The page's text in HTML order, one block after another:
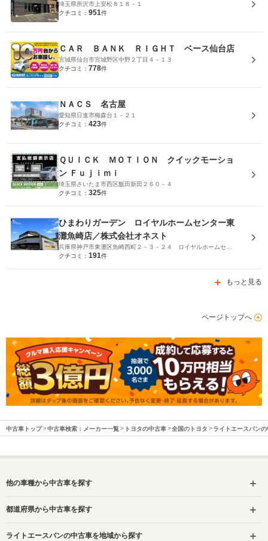
埼玉県所沢市上安松８１８－１
クチコミ： 951件
ＣＡＲ ＢＡＮＫ ＲＩＧＨＴ ベース仙台店
宮城県仙台市宮城野区中野２丁目４－１３
クチコミ： 778件
ＮＡＣＳ 名古屋
愛知県日進市梅森台１－２１
クチコミ： 423件
ＱＵＩＣＫ ＭＯＴＩＯＮ クイックモーショ
ン Ｆｕｊｉｍｉ
埼玉県さいたま市西区飯田新田２６０－４
クチコミ： 325件
ひまわりガーデン ロイヤルホームセンター東
灘魚崎店／株式会社オネスト
クチコミ： 191件
もっと見る
ページトップへ
中古車トップ 中古車検索：メーカー一覧 トヨタの中古車 全国のトヨタ ライトエースバン
他の車種から中古車を探す
都道府県から中古車を探す
ライトエースバンの中古車を地域から探す